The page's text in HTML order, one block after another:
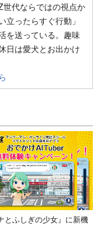
代ならではの視点か
立ったらすぐ行動」
を送っている。趣味
日は愛犬とお出かけ
とふしぎの少女』に新機